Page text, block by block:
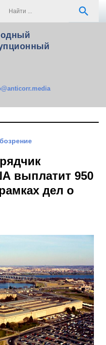
search
выплатит 950
дел о